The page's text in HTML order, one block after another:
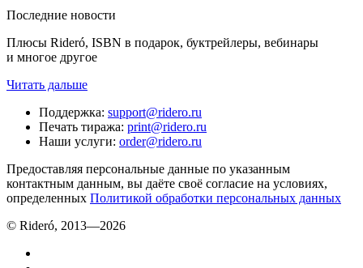
Последние новости
Плюсы Rideró, ISBN в подарок, буктрейлеры, вебинары
и многое другое
Читать дальше
Поддержка: support@ridero.ru
Печать тиража: print@ridero.ru
Наши услуги: order@ridero.ru
Предоставляя персональные данные по указанным
контактным данным, вы даёте своё согласие на условиях,
определенных Политикой обработки персональных данных
© Rideró, 2013—2026